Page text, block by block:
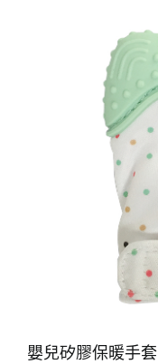
嬰兒矽膠保暖手套